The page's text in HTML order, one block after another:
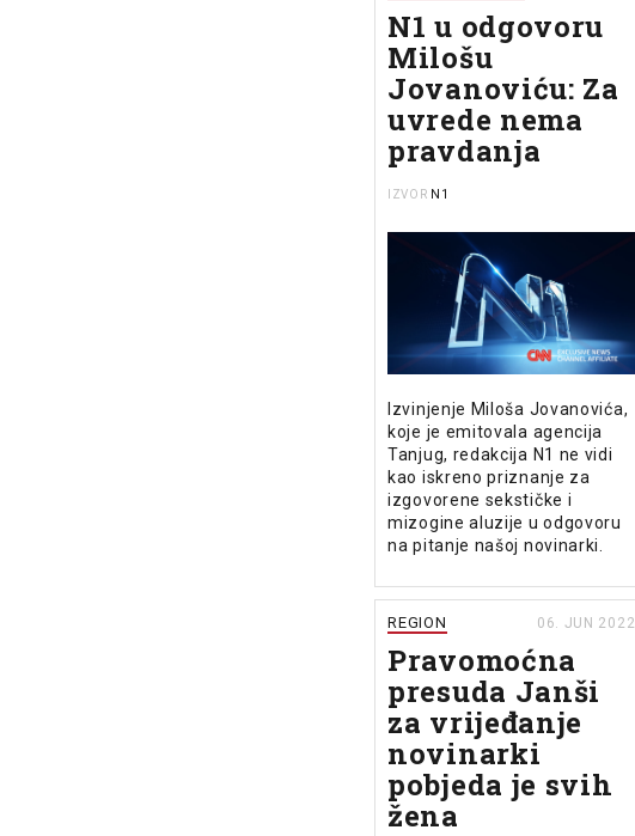
N1 u odgovoru
Milošu
Jovanoviću: Za
uvrede nema
pravdanja
IZVOR N1
Izvinjenje Miloša Jovanovića,
koje je emitovala agencija
Tanjug, redakcija N1 ne vidi
kao iskreno priznanje za
izgovorene sekstičke i
mizogine aluzije u odgovoru
na pitanje našoj novinarki.
REGION 06. JUN 2022.
Pravomoćna
presuda Janši
za vrijeđanje
novinarki
pobjeda je svih
žena